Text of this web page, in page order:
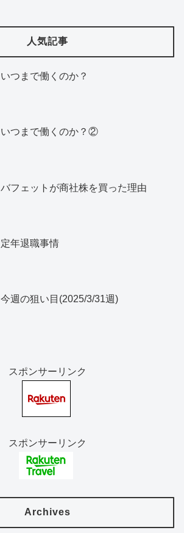
人気記事
いつまで働くのか？
いつまで働くのか？②
バフェットが商社株を買った理由
定年退職事情
今週の狙い目(2025/3/31週)
スポンサーリンク
スポンサーリンク
Archives